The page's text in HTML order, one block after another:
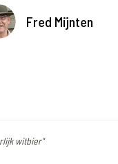
Fred Mijnten
witbier"